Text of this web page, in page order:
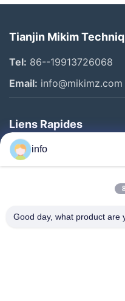
Tianjin Mikim
Tel: 86--19913726068
Email: info@mikimz.com
Liens Rapides
Accueil
Produits
Spectacle De Réalité
À Propos De Nous
info
Good day, what product are